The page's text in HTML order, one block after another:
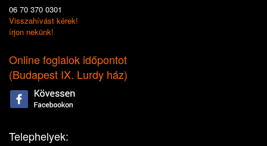
06 70 370 0301
Visszahívást kérek!
írjon nekünk!
Online foglalok időpontot
(Budapest IX. Lurdy ház)
Telephelyek: